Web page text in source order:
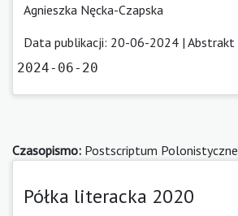
Agnieszka Nęcka-Czapska
Data publikacji: 20-06-2024 | Abstrakt
2024-06-20
Czasopismo: Postscriptum Polonistyczne
Półka literacka 2020